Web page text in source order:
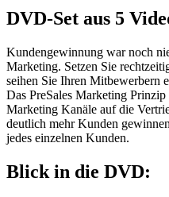
DVD-Set aus 5
Kundengewinnung war noch
Marketing. Setzen Sie
seihen Sie Ihren Mitbewerbern
Das PreSales Marketing
Marketing Kanäle auf die
deutlich mehr Kunden
jedes einzelnen Kunden.
Blick in die DVD: